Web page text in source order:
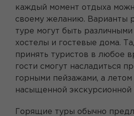
каждый момент отдыха
своему желанию. Варианты
туре могут быть
хостелы и гостевые дома.
принять туристов в любое
гости смогут насладиться
горными пейзажами, а летом
насыщенной экскурсионной
Горящие туры обычно